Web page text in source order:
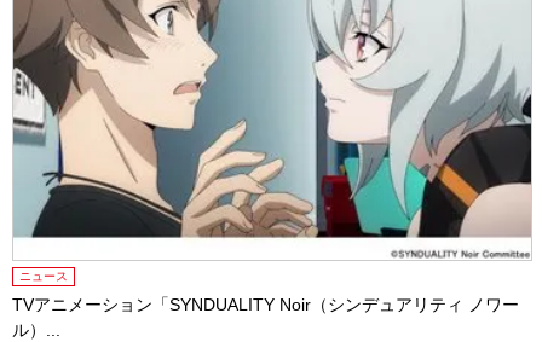
ニュース
TVアニメーション「SYNDUALITY Noir（シンデュアリティ ノワー
ル）...